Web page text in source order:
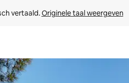
vertaald. Originele taal weergeven